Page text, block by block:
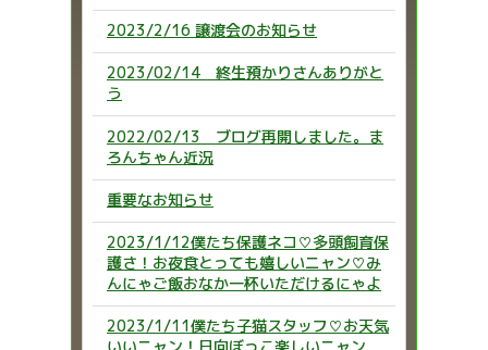
2023/2/16 譲渡会のお知らせ
2023/02/14 終生預かりさんありがと
う
2022/02/13 ブログ再開しました。ま
ろんちゃん近況
重要なお知らせ
2023/1/12僕たち保護ネコ♡多頭飼育保
護さ！お夜食とっても嬉しいニャン♡み
んにゃご飯おなか一杯いただけるにゃよ
2023/1/11僕たち子猫スタッフ♡お天気